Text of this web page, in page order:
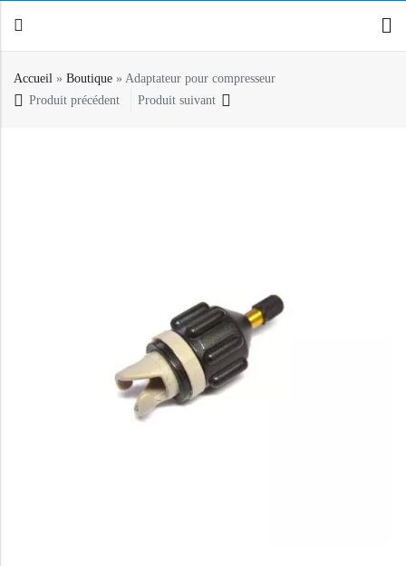
Accueil » Boutique » Adaptateur pour compresseur
Produit précédent
Produit suivant